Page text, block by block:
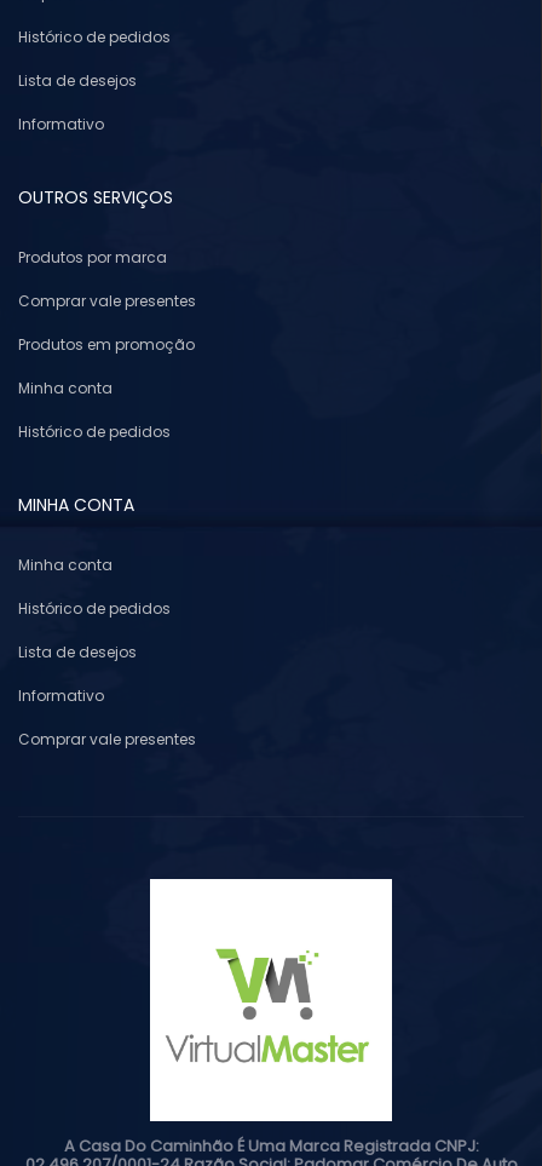
Histórico de pedidos
Lista de desejos
Informativo
OUTROS SERVIÇOS
Produtos por marca
Comprar vale presentes
Produtos em promoção
Minha conta
Histórico de pedidos
MINHA CONTA
Minha conta
Histórico de pedidos
Lista de desejos
Informativo
Comprar vale presentes
A Casa Do Caminhão É Uma Marca Registrada CNPJ: